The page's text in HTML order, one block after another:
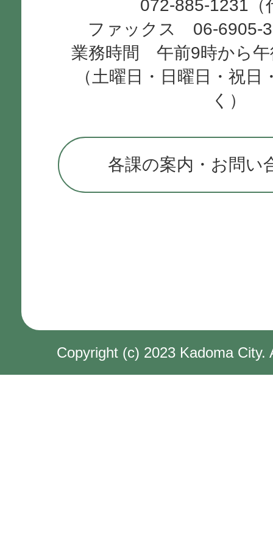
072-885-1231（
ファックス 06-6905-
業務時間 午前9時から午
（土曜日・日曜日・祝日
く）
各課の案内・お問い
Copyright (c) 2023 Kadoma City.